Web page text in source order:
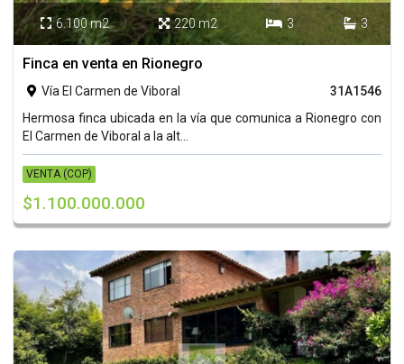
 6.100 m2  220 m2  3  3
Finca en venta en Rionegro
 Vía El Carmen de Viboral
31A1546
Hermosa finca ubicada en la vía que comunica a Rionegro con
El Carmen de Viboral a la alt...
VENTA (COP)
$1.100.000.000